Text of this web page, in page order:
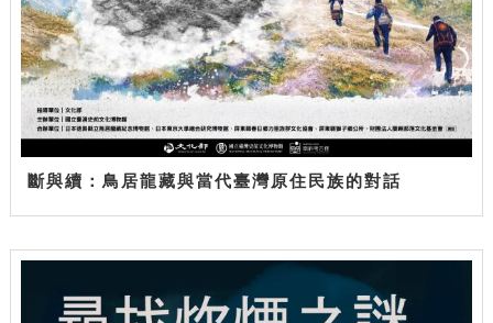
斷與續：鳥居龍藏與當代臺灣原住民族的對話